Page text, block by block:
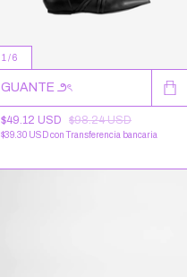
1 /6
GUANTE ౨ৎ
$49.12 USD $98.24 USD
$39.30 USDcon Transferencia bancaria